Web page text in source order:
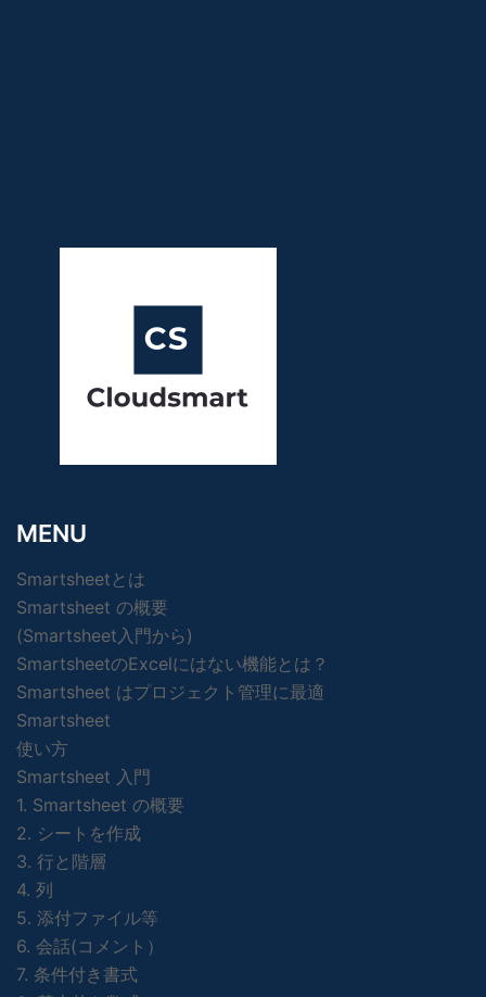
MENU
Smartsheetとは
Smartsheet の概要
(Smartsheet入門から)
SmartsheetのExcelにはない機能とは？
Smartsheet はプロジェクト管理に最適
Smartsheet
使い方
Smartsheet 入門
1. Smartsheet の概要
2. シートを作成
3. 行と階層
4. 列
5. 添付ファイル等
6. 会話(コメント）
7. 条件付き書式